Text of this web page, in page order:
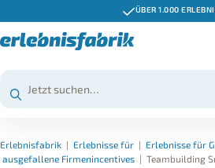
ÜBER 1.000
Erlebnisfabrik | Erlebnisse für | Erlebnisse für
ausgefallene Firmenincentives | Teambuilding